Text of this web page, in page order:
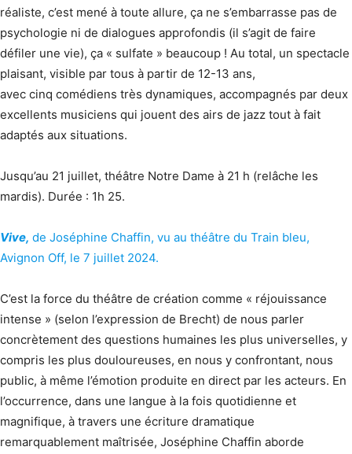
réaliste, c’est mené à toute allure, ça ne s’embarrasse pas de
psychologie ni de dialogues approfondis (il s’agit de faire
défiler une vie), ça « sulfate » beaucoup ! Au total, un spectacle
plaisant, visible par tous à partir de 12-13 ans,
avec cinq comédiens très dynamiques, accompagnés par deux
excellents musiciens qui jouent des airs de jazz tout à fait
adaptés aux situations.
Jusqu’au 21 juillet, théâtre Notre Dame à 21 h (relâche les
mardis). Durée : 1h 25.
Vive, de Joséphine Chaffin, vu au théâtre du Train bleu,
Avignon Off, le 7 juillet 2024.
C’est la force du théâtre de création comme « réjouissance
intense » (selon l’expression de Brecht) de nous parler
concrètement des questions humaines les plus universelles, y
compris les plus douloureuses, en nous y confrontant, nous
public, à même l’émotion produite en direct par les acteurs. En
l’occurrence, dans une langue à la fois quotidienne et
magnifique, à travers une écriture dramatique
remarquablement maîtrisée, Joséphine Chaffin aborde